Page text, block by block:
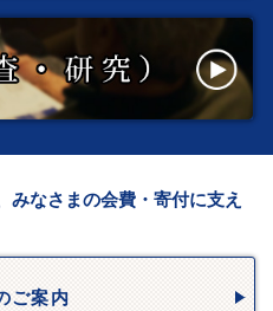
みなさまの会費・寄付に支え
ご案内